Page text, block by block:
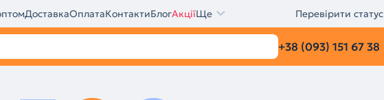
ДоставкаОплатаКонтактиБлогАкціїЩе Перевірити статус
+38 (093) 151 67 38